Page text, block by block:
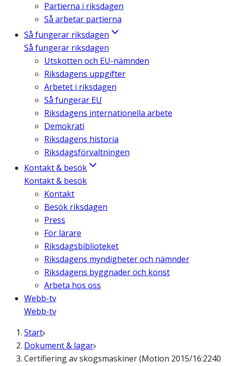
Partierna i riksdagen
Så arbetar partierna
Så fungerar riksdagen
Så fungerar riksdagen
Utskotten och EU-nämnden
Riksdagens uppgifter
Arbetet i riksdagen
Så fungerar EU
Riksdagens internationella arbete
Demokrati
Riksdagens historia
Riksdagsförvaltningen
Kontakt & besök
Kontakt & besök
Kontakt
Besök riksdagen
Press
För lärare
Riksdagsbiblioteket
Riksdagens myndigheter och nämnder
Riksdagens byggnader och konst
Arbeta hos oss
Webb-tv
Webb-tv
Start
Dokument & lagar
Certifiering av skogsmaskiner (Motion 2015/16:2240